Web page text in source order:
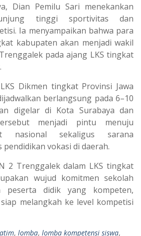
Dian Pemilu Sari menekankan
tinggi sportivitas dan
Ia menyampaikan bahwa para
kabupaten akan menjadi wakil
pada ajang LKS tingkat
Dikmen tingkat Provinsi Jawa
berlangsung pada 6–10
digelar di Kota Surabaya dan
menjadi pintu menuju
nasional sekaligus sarana
vokasi di daerah.
2 Trenggalek dalam LKS tingkat
wujud komitmen sekolah
peserta didik yang kompeten,
melangkah ke level kompetisi
, lomba, lomba kompetensi siswa,